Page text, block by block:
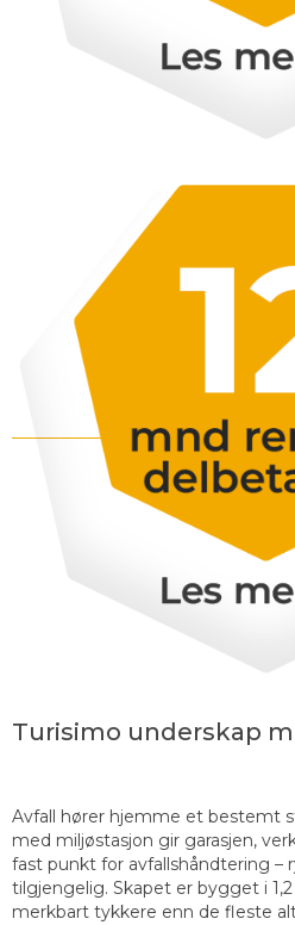
Turisimo underskap
Avfall hører hjemme et bestemt
med miljøstasjon gir garasjen,
fast punkt for avfallshåndtering –
tilgjengelig. Skapet er bygget i
merkbart tykkere enn de fleste